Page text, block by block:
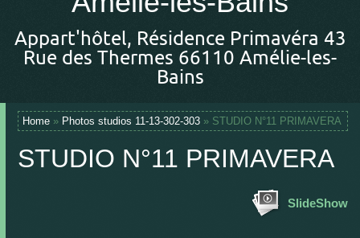
Appart'hôtel, Résidence Primavéra 43
Rue des Thermes 66110 Amélie-les-
Bains
Home » Photos studios 11-13-302-303 » STUDIO N°11 PRIMAVERA
STUDIO N°11 PRIMAVERA
SlideShow